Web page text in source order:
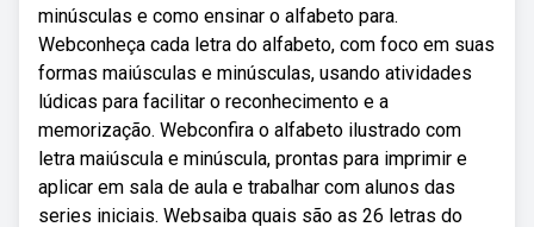
minúsculas e como ensinar o alfabeto para.
Webconheça cada letra do alfabeto, com foco em suas
formas maiúsculas e minúsculas, usando atividades
lúdicas para facilitar o reconhecimento e a
memorização. Webconfira o alfabeto ilustrado com
letra maiúscula e minúscula, prontas para imprimir e
aplicar em sala de aula e trabalhar com alunos das
series iniciais. Websaiba quais são as 26 letras do